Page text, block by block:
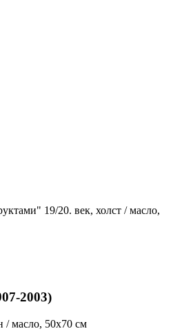
19/20. век, холст / масло,
2003)
/ масло, 50х70 см